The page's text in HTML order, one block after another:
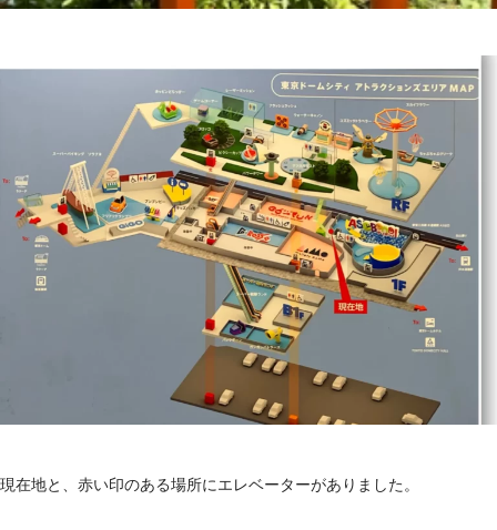
現在地と、赤い印のある場所にエレベーターがありました。